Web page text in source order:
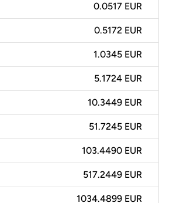
0.0517 EUR
0.5172 EUR
1.0345 EUR
5.1724 EUR
10.3449 EUR
51.7245 EUR
103.4490 EUR
517.2449 EUR
1034.4899 EUR